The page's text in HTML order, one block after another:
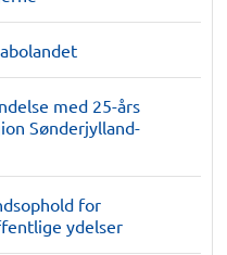
med 25-års
Sønderjylland-
for
ydelser